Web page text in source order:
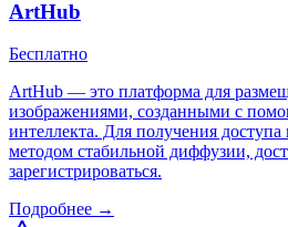
ArtHub
Бесплатно
ArtHub — это платформа для
изображениями, созданными с
интеллекта. Для получения
методом стабильной диффузии,
зарегистрироваться.
Подробнее →